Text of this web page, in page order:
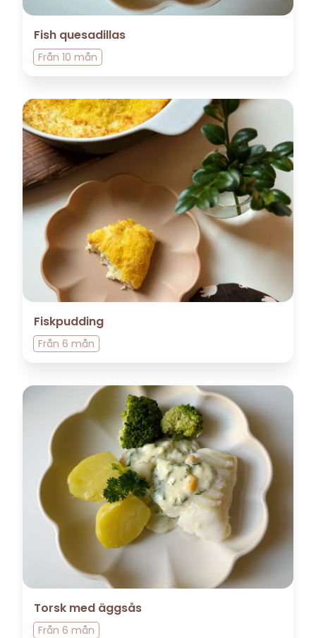
Fish quesadillas
Från 10 mån
Fiskpudding
Från 6 mån
Torsk med äggsås
Från 6 mån